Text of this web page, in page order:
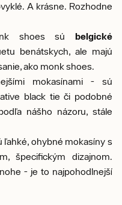
A krásne. Rozhodne
shoes sú belgické
benátskych, ale majú
ako monk shoes.
mokasínami - sú
black tie či podobné
nášho názoru, stále
ľahké, ohybné mokasíny s
špecifickým dizajnom.
- je to najpohodlnejší